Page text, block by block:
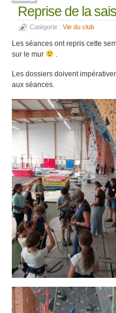
Reprise de la
Catégorie : Vie du club
Les séances ont repris cette
sur le mur
.
Les dossiers doivent
aux séances.